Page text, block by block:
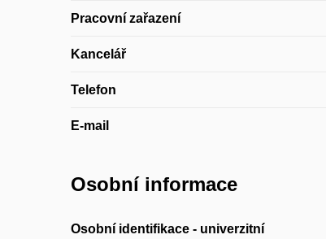
Pracovní zařazení
Kancelář
Telefon
E-mail
Osobní informace
Osobní identifikace - univerzitní